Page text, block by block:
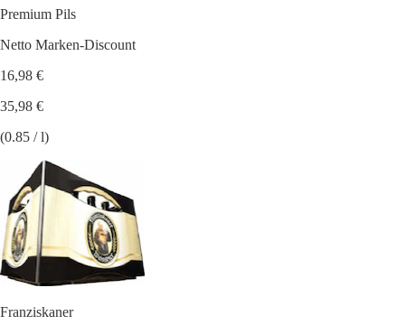
Premium Pils
Netto Marken-Discount
16,98 €
35,98 €
(0.85 / l)
Franziskaner